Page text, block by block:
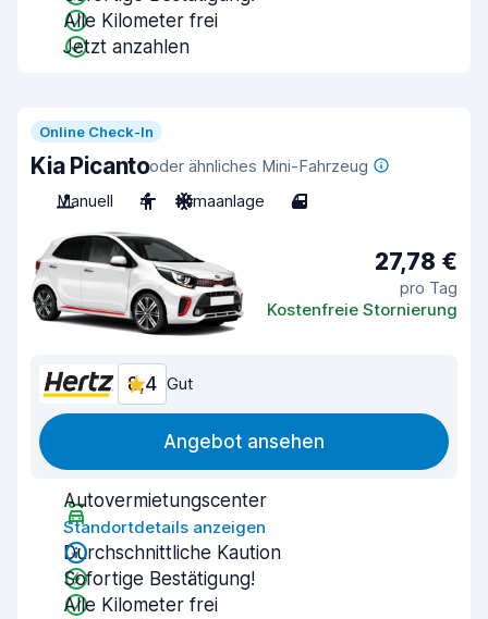
Alle Kilometer frei
Jetzt anzahlen
Online Check-In
Kia Picantooder ähnliches Mini-Fahrzeug
Manuell
4 Klimaanlage 4
27,78 €
pro Tag
Kostenfreie Stornierung
8,4 Gut
Angebot ansehen
Autovermietungscenter
Standortdetails anzeigen
Durchschnittliche Kaution
Sofortige Bestätigung!
Alle Kilometer frei